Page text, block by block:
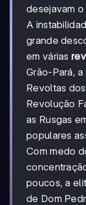
desejavam
A
grande
em várias
Grão-Pará,
Revoltas
Revolução
as Rusgas
populares
Com medo
poucos, a
de Dom